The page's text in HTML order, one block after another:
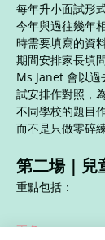
每年升小面試形
今年與過往幾年
時需要填寫的資
期間安排家長填
Ms Janet 會以
試安排作對照，
不同學校的題目
而不是只做零碎練
第二場｜兒
重點包括：
更多 >